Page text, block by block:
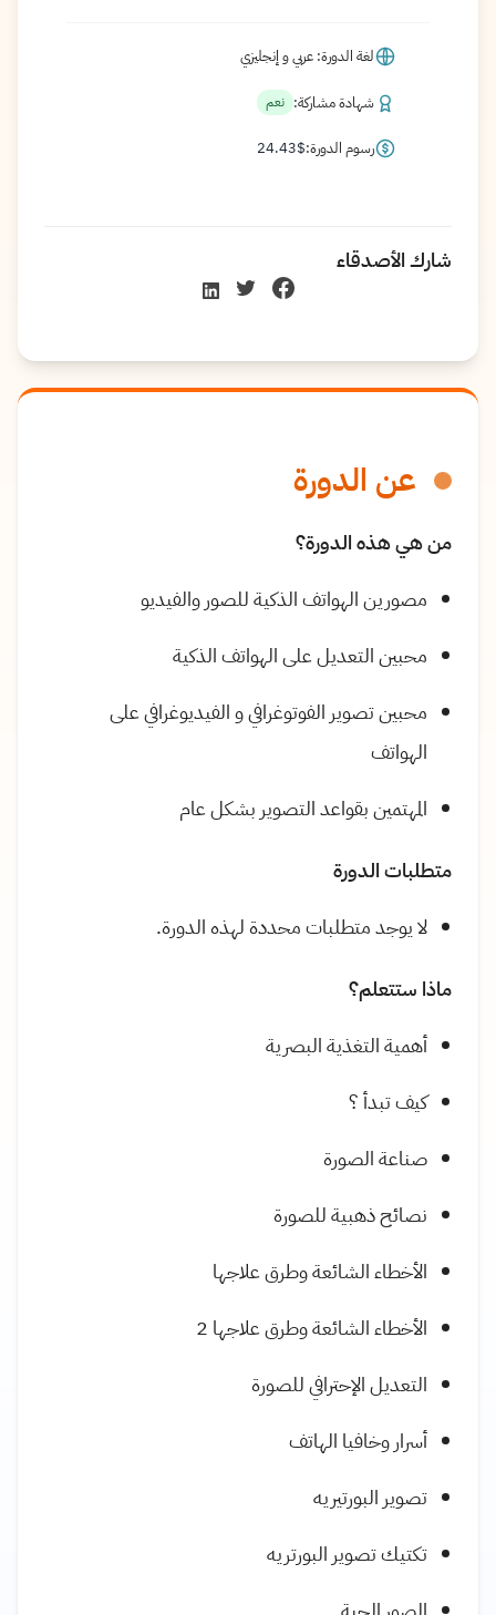
عن الدورة
من هي هذه الدورة؟
مصورين الهواتف الذكية للصور والفيديو
محبين التعديل على الهواتف الذكية
محبين تصوير الفوتوغرافي و الفيديوغرافي على
الهواتف
المهتمين بقواعد التصوير بشكل عام
متطلبات الدورة
لا يوجد متطلبات محددة لهذه الدورة.
ماذا ستتعلم؟
أهمية التغذية البصرية
كيف تبدأ ؟
صناعة الصورة
نصائح ذهبية للصورة
الأخطاء الشائعة وطرق علاجها
الأخطاء الشائعة وطرق علاجها 2
التعديل الإحترافي للصورة
أسرار وخافيا الهاتف
تصوير البورتيريه
تكتيك تصوير البورتريه
لغة الدورة: عربي و إنجليزي
شهادة مشاركة: نعم
رسوم الدورة: 24.43$
شارك الأصدقاء